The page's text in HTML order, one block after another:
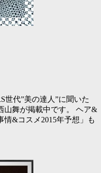
世代”美の達人”に聞いた
山舞が掲載中です。 ヘア&
情&コスメ2015年予想」も